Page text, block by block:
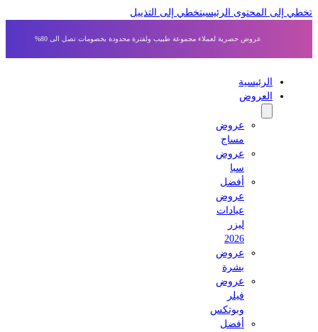
إلى المحتوى الرئيسي تخطي إلى التذييل
عروض حصرية لعملاء مجموعة طبيب ولفترة محدودة بخصومات تصل الى 80%
الرئيسية
العروض
عروض
مساج
عروض
أفضل
عروض
عيادات
عروض
بشرة
عروض
وبوتكس
أفضل